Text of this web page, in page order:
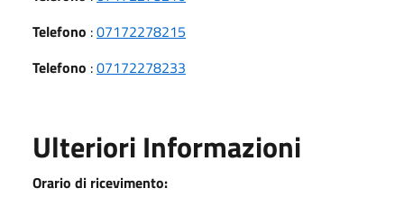
Telefono :07172278215
Telefono :07172278233
Ulteriori Informazioni
Orario di ricevimento: